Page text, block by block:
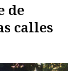
de
calles